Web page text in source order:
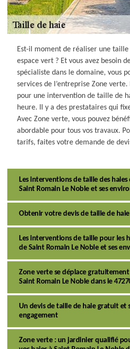
Est-il moment de réaliser une
espace vert ? Et vous avez besoin
spécialiste dans le domaine, vous
services de l’entreprise Zone
pour une intervention de taille de
heure. Il y a des prestataires qui
Avec Zone verte, vous pouvez
abordable pour tous vos travaux.
tarifs, faites votre demande de
Les interventions de taille des haies
Saint Romain Le Noble et ses
Obtenir votre devis de taille de
Les interventions de taille pour les
de Saint Romain Le Noble et ses
Zone verte se déplace gratuitement
Saint Romain Le Noble dans le
Un devis de taille de haie gratuit et
engagement
Zone verte : un jardinier qualifié